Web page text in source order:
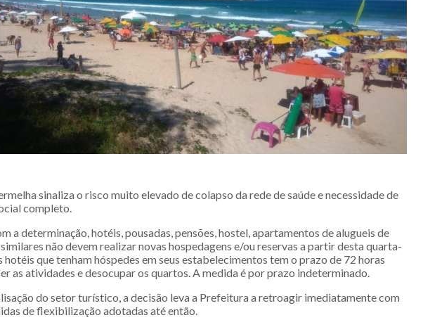
sinaliza o risco muito elevado de colapso da rede de saúde e necessidade de
completo.
a determinação, hotéis, pousadas, pensões, hostel, apartamentos de alugueis de
não devem realizar novas hospedagens e/ou reservas a partir desta quarta-
hotéis que tenham hóspedes em seus estabelecimentos tem o prazo de 72 horas
as atividades e desocupar os quartos. A medida é por prazo indeterminado.
do setor turístico, a decisão leva a Prefeitura a retroagir imediatamente com
de flexibilização adotadas até então.